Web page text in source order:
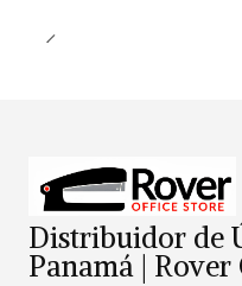
Distribuidor de
Panamá |